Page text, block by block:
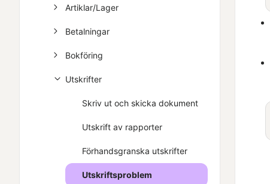
Artiklar/Lager
Betalningar
Bokföring
Utskrifter
Skriv ut och skicka dokument
Utskrift av rapporter
Förhandsgranska utskrifter
Utskriftsproblem